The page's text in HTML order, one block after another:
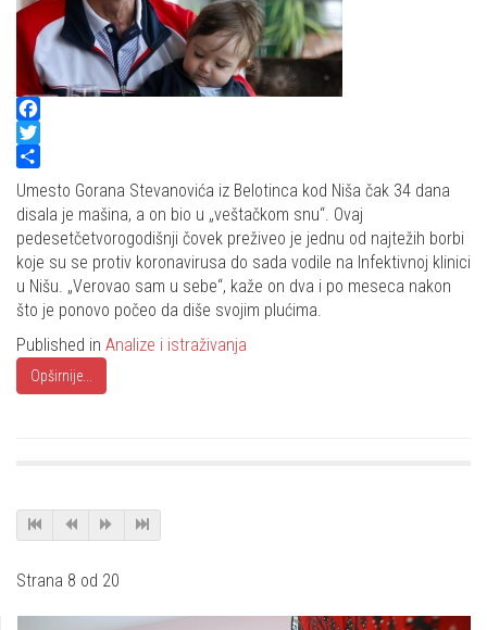
Facebook
Twitter
Share
Umesto Gorana Stevanovića iz Belotinca kod Niša čak 34 dana
disala je mašina, a on bio u „veštačkom snu“. Ovaj
pedesetčetvorogodišnji čovek preživeo je jednu od najtežih borbi
koje su se protiv koronavirusa do sada vodile na Infektivnoj klinici
u Nišu. „Verovao sam u sebe“, kaže on dva i po meseca nakon
što je ponovo počeo da diše svojim plućima.
Published in Analize i istraživanja
Opširnije...
Strana 8 od 20